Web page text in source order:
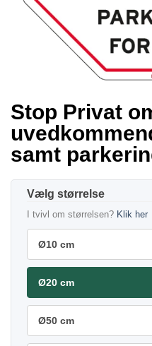
Stop Privat
samt
størrelse
I tvivl om størrelsen? Klik her
Ø10 cm
Ø20 cm
Ø50 cm